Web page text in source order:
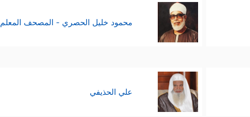
محمود خليل الحصري - المصحف المعلم
علي الحذيفي